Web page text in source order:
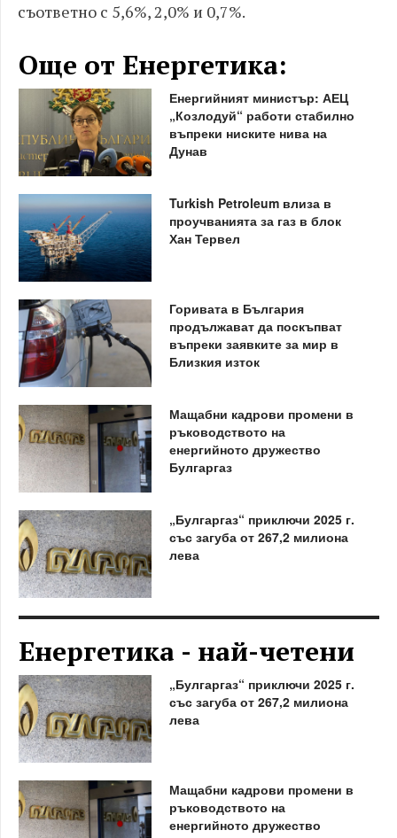
съответно с 5,6%, 2,0% и 0,7%.
Още от Енергетика:
Енергийният министър: АЕЦ
„Козлодуй“ работи стабилно
въпреки ниските нива на
Дунав
Turkish Petroleum влиза в
проучванията за газ в блок
Хан Тервел
Горивата в България
продължават да поскъпват
въпреки заявките за мир в
Близкия изток
Мащабни кадрови промени в
ръководството на
енергийното дружество
Булгаргаз
„Булгаргаз“ приключи 2025 г.
със загуба от 267,2 милиона
лева
Енергетика - най-четени
„Булгаргаз“ приключи 2025 г.
със загуба от 267,2 милиона
лева
Мащабни кадрови промени в
ръководството на
енергийното дружество